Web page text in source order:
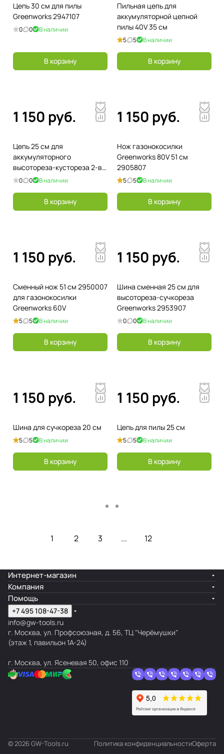
Цепь 30 см для пилы
Greenworks 2947107
0 0 В наличии
В корзину
Пильная цепь для
аккумуляторной цепной
пилы 40V 35 см
5 5 В наличии
В корзину
1 150 руб.
Цепь 25 см для
аккумуляторного
высотореза-кустореза 2-в-1
Greenworks 40V 2954007
0 0 В наличии
В корзину
1 150 руб.
Нож газонокосилки
Greenworks 80V 51 см
2905807
5 5 В наличии
В корзину
1 150 руб.
Сменный нож 51 см 2950007
для газонокосилки
Greenworks 60V
5 5 В наличии
В корзину
1 150 руб.
Шина сменная 25 см для
высотореза-сучкореза
Greenworks 2953907
0 0 В наличии
В корзину
1 150 руб.
Шина для сучкореза 20 см
5 5 В наличии
В корзину
1 150 руб.
Цепь для пилы 25 см
5 5 В наличии
В корзину
Загрузить еще
1 2 3 ... 12
Интернет-магазин
Компания
Помощь
+7 495 108-47-38
info@gw-tools.ru
г. Москва, ул. Профсоюзная, д. 56, ТЦ "Черёмушки"
(этаж 1, павильон 1А-24)
г. Москва, ул. Ясеневая 50, офис 110
© 2026 GW-Tools.ru Политика конфиденциальностиОферта